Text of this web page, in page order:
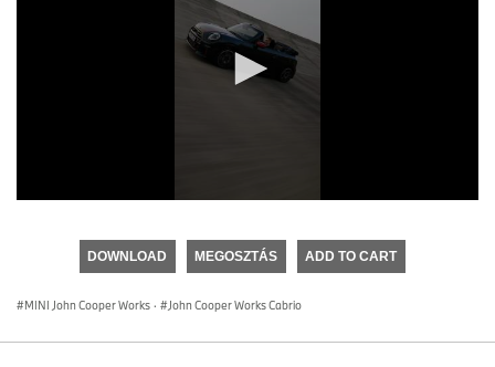
seconds
DOWNLOAD MEGOSZTÁS ADD TO CART
MINI John Cooper Works · John Cooper Works Cabrio